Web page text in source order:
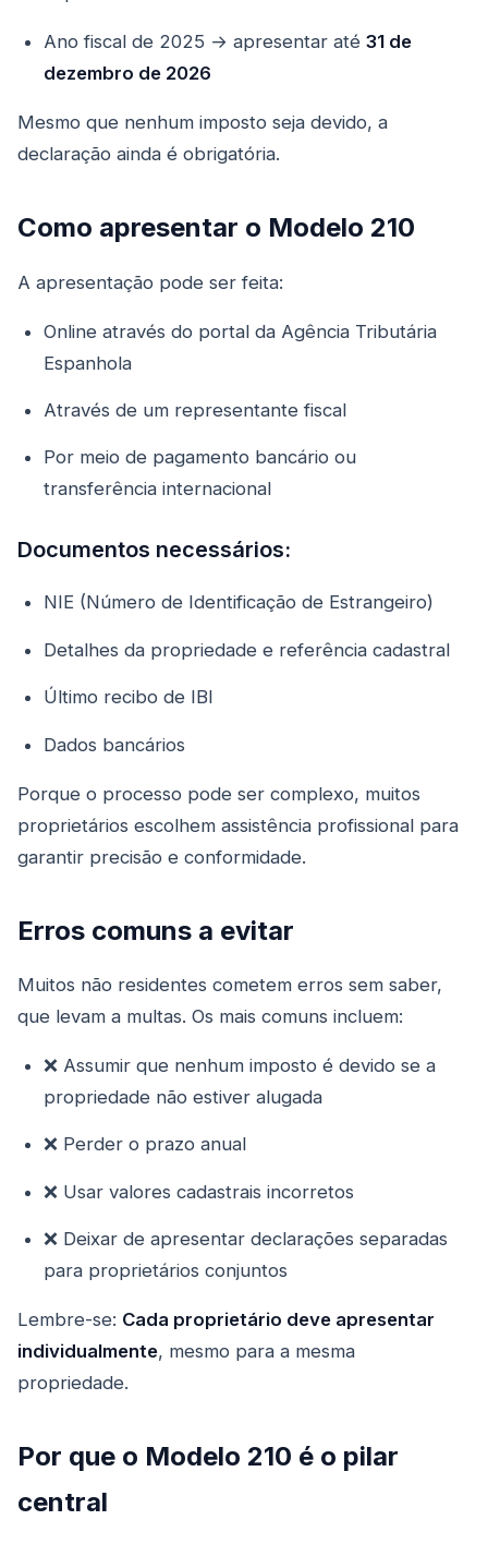
Ano fiscal de 2025 → apresentar até 31 de
dezembro de 2026
Mesmo que nenhum imposto seja devido, a
declaração ainda é obrigatória.
Como apresentar o Modelo 210
A apresentação pode ser feita:
Online através do portal da Agência Tributária
Espanhola
Através de um representante fiscal
Por meio de pagamento bancário ou
transferência internacional
Documentos necessários:
NIE (Número de Identificação de Estrangeiro)
Detalhes da propriedade e referência cadastral
Último recibo de IBI
Dados bancários
Porque o processo pode ser complexo, muitos
proprietários escolhem assistência profissional para
garantir precisão e conformidade.
Erros comuns a evitar
Muitos não residentes cometem erros sem saber,
que levam a multas. Os mais comuns incluem:
❌ Assumir que nenhum imposto é devido se a
propriedade não estiver alugada
❌ Perder o prazo anual
❌ Usar valores cadastrais incorretos
❌ Deixar de apresentar declarações separadas
para proprietários conjuntos
Lembre-se: Cada proprietário deve apresentar
individualmente, mesmo para a mesma
propriedade.
Por que o Modelo 210 é o pilar
central